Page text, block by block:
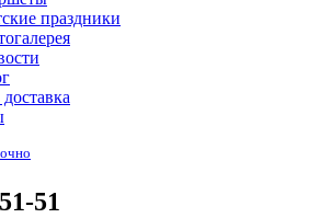
праздники
51